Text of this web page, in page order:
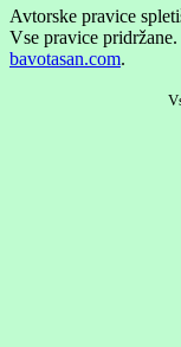
Avtorske pravice
Vse pravice pridržane.
bavotasan.com.